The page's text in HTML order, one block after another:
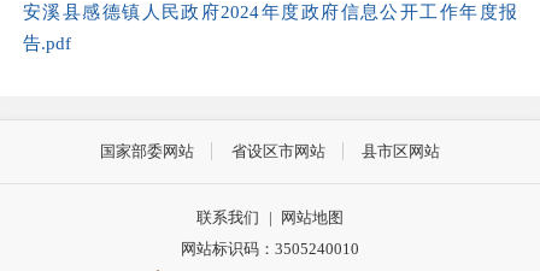
安溪县感德镇人民政府2024年度政府信息公开工作年度报
告.pdf
国家部委网站 省设区市网站 县市区网站
联系我们 |
网站地图
网站标识码：3505240010